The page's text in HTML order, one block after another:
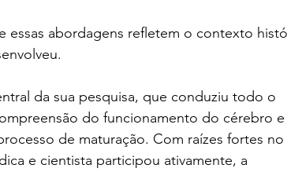
essas abordagens refletem o contexto
da sua pesquisa, que conduziu todo o
do funcionamento do cérebro e
de maturação. Com raízes fortes no
e cientista participou ativamente, a